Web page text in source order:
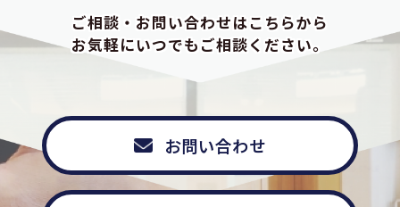
ご相談・お問い合わせはこちらから
お気軽にいつでもご相談ください。
お問い合わせ